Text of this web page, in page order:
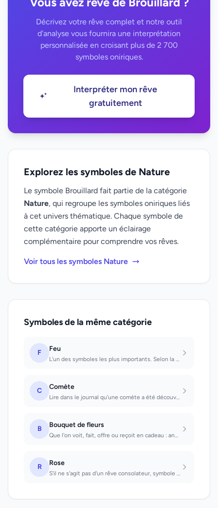
Décrivez votre rêve complet et notre outil
d'analyse vous fournira une interprétation
personnalisée en croisant plus de 2 700
symboles oniriques.
Interpréter mon rêve
gratuitement
Explorez les symboles de Nature
Le symbole Brouillard fait partie de la catégorie
Nature, qui regroupe les symboles oniriques liés
à cet univers thématique. Chaque symbole de
cette catégorie apporte un éclairage
complémentaire pour comprendre vos rêves.
Voir tous les symboles Nature
Symboles de la même catégorie
F Feu
L'un des symboles les plus importants. Selon la situation destructeur, stimulant...
C Comète
Lire dans le journal qu'une comète a été découverte changement radical dans le p...
B Bouquet de fleurs
Que l'on voit, fait, offre ou reçoit en cadeau : annonce une déclaration d'amour...
R Rose
S'il ne s'agit pas d'un rêve consolateur, symbole de la richesse intérieure. En...